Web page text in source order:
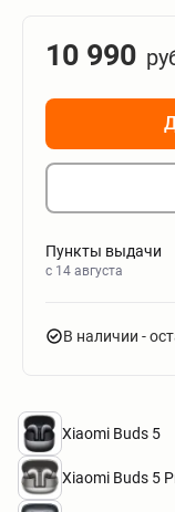
10 990
Пункты выдачи
c 14 августа
В наличии -
Xiaomi Buds 5
Xiaomi Buds 5